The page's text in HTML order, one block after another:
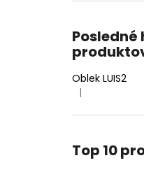
Oblek LUIS2
Hodnotenie
|
Top 10